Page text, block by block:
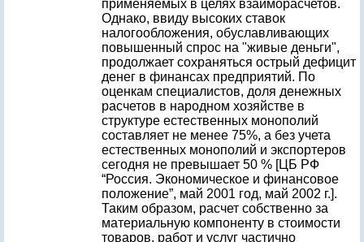
применяемых в целях взаиморасчетов.
Однако, ввиду высоких ставок
налогообложения, обуславливающих
повышенный спрос на "живые деньги",
продолжает сохраняться острый дефицит
денег в финансах предприятий. По
оценкам специалистов, доля денежных
расчетов в народном хозяйстве в
структуре естественных монополий
составляет не менее 75%, а без учета
естественных монополий и экспортеров
сегодня не превышает 50 % [ЦБ РФ
“Россия. Экономическое и финансовое
положение”, май 2001 год, май 2002 г.].
Таким образом, расчет собственно за
материальную компоненту в стоимости
товаров, работ и услуг частично